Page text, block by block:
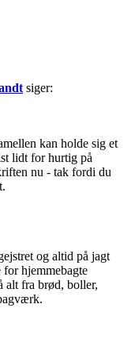
siger:
kan holde sig et
lidt for hurtig på
nu - tak fordi du
og altid på jagt
hjemmebagte
alt fra brød, boller,